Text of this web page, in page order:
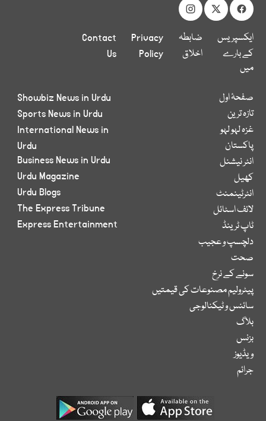
ایکسپریس
کے بارے
میں
ضابطہ
اخلاق
Privacy
Policy
Contact
Us
صفحۂ اول
تازہ ترین
غزہ لہو لہو
پاکستان
انٹر نیشنل
کھیل
انٹرٹینمنٹ
لائف اسٹائل
ٹاپ ٹرینڈ
دلچسپ و عجیب
صحت
سونے کے نرخ
پیٹرولیم مصنوعات کی قیمتیں
سائنس و ٹیکنالوجی
بلاگ
بزنس
ویڈیوز
جرائم
Showbiz News in Urdu
Sports News in Urdu
International News in
Urdu
Business News in Urdu
Urdu Magazine
Urdu Blogs
The Express Tribune
Express Entertainment